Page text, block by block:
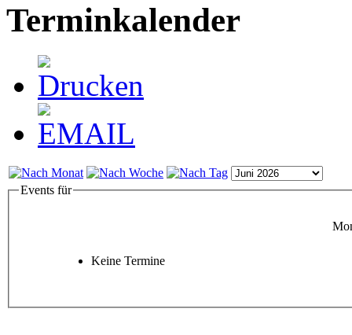
Terminkalender
Events für
Keine Termine